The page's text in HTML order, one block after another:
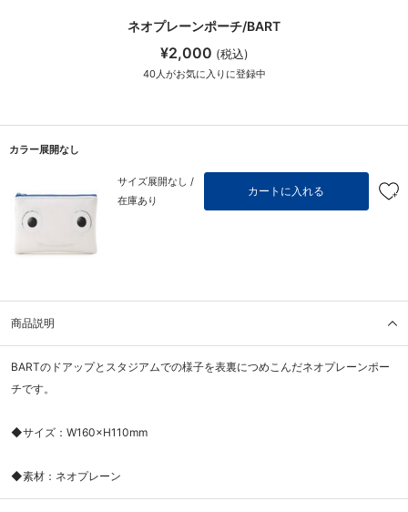
ネオプレーンポーチ/BART
¥2,000 (税込)
40人がお気に入りに登録中
カラー展開なし
サイズ展開なし /
在庫あり
カートに入れる
商品説明
BARTのドアップとスタジアムでの様子を表裏につめこんだネオプレーンポー
チです。
◆サイズ：W160×H110mm
◆素材：ネオプレーン